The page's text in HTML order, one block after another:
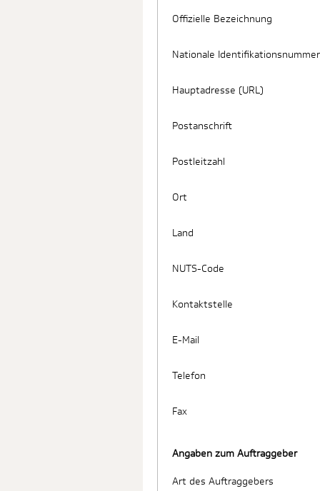
Offizielle Bezeichnung
Nationale Identifikationsnummer
Hauptadresse (URL)
Postanschrift
Postleitzahl
Ort
Land
NUTS-Code
Kontaktstelle
E-Mail
Telefon
Fax
Angaben zum Auftraggeber
Art des Auftraggebers